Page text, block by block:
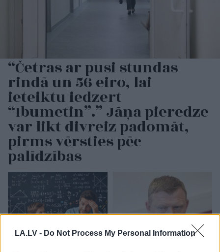
LA.LV - Do Not Process My Personal Information
“Četras ar pusi stundas
rindā un 56 eiro, lai
ieteiktu iedzert
“Ibumetin”.” Jāņa pieredze
var likt divreiz padomāt,
pirms vērsties pēc
palīdzības